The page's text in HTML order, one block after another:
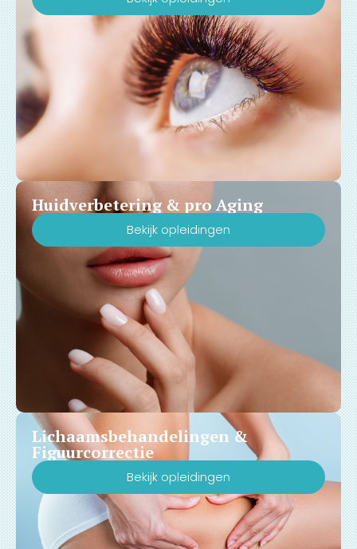
Huidverbetering & pro Aging
Bekijk opleidingen
Lichaamsbehandelingen &
Figuurcorrectie
Bekijk opleidingen